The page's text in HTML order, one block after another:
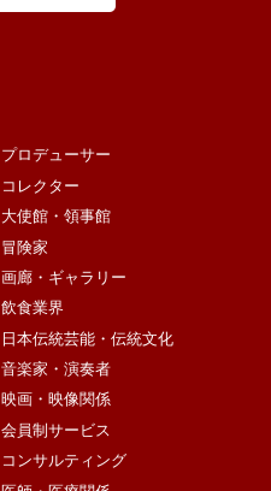
プロデューサー
コレクター
大使館・領事館
冒険家
画廊・ギャラリー
飲食業界
日本伝統芸能・伝統文化
音楽家・演奏者
映画・映像関係
会員制サービス
コンサルティング